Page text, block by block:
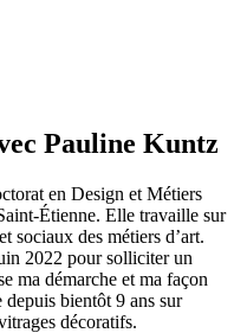
Pauline Kuntz
en Design et Métiers
Étienne. Elle travaille sur
sociaux des métiers d’art.
2022 pour solliciter un
ma démarche et ma façon
depuis bientôt 9 ans sur
décoratifs.